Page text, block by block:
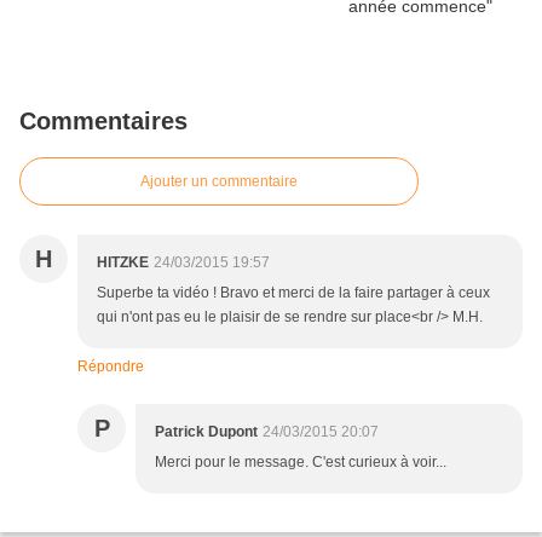
Commentaires
Ajouter un commentaire
H HITZKE 24/03/2015 19:57
Superbe ta vidéo ! Bravo et merci de la faire partager à ceux
qui n'ont pas eu le plaisir de se rendre sur place<br /> M.H.
Répondre
P Patrick Dupont 24/03/2015 20:07
Merci pour le message. C'est curieux à voir...